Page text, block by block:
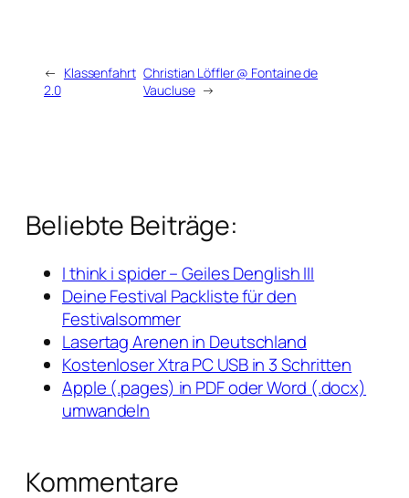
← Klassenfahrt
2.0
Christian Löffler @ Fontaine de
Vaucluse →
Beliebte Beiträge:
I think i spider – Geiles Denglish III
Deine Festival Packliste für den
Festivalsommer
Lasertag Arenen in Deutschland
Kostenloser Xtra PC USB in 3 Schritten
Apple (.pages) in PDF oder Word (.docx)
umwandeln
Kommentare